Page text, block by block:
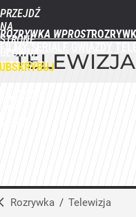
PRZEJDŹ
NA
STRONĘ
GŁÓWNĄ
WPROST.PL
ROZRYWKA WPROST
TELEWIZJA
Rozrywka / Telewizja